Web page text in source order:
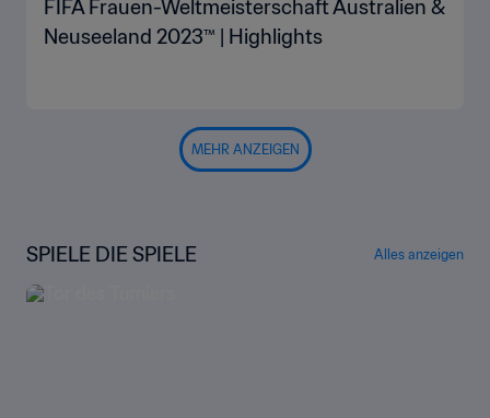
FIFA Frauen-Weltmeisterschaft Australien &
Neuseeland 2023™ | Highlights
MEHR ANZEIGEN
SPIELE DIE SPIELE Alles anzeigen